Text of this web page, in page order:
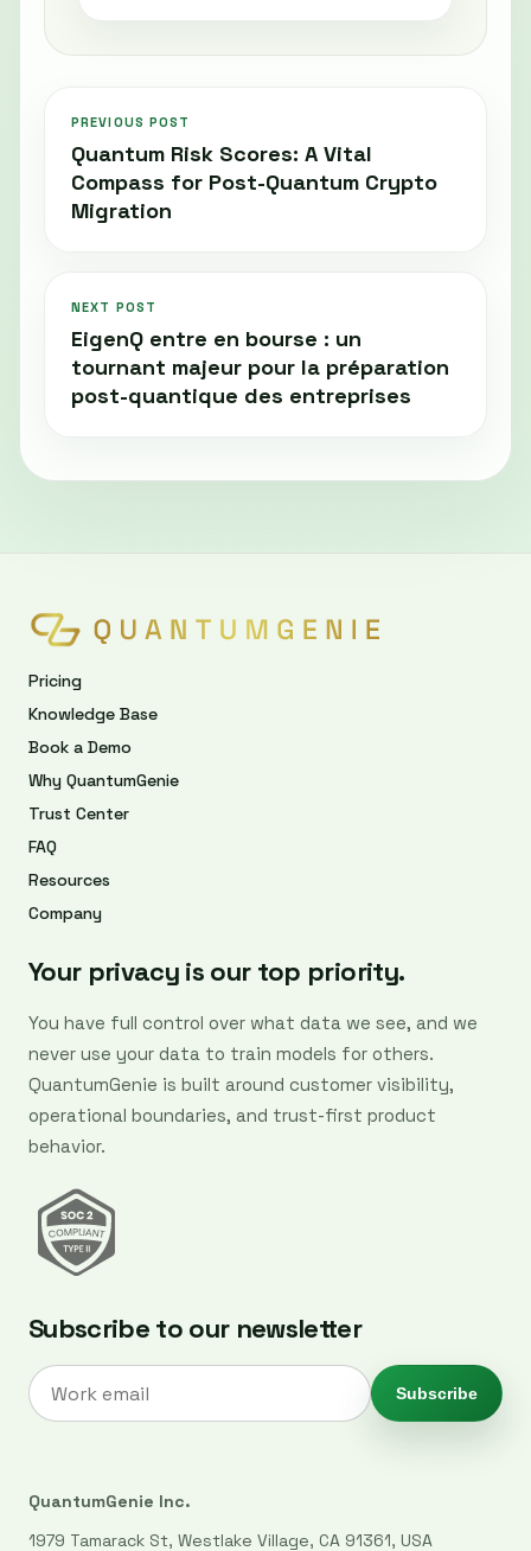
PREVIOUS POST
Quantum Risk Scores: A Vital
Compass for Post-Quantum Crypto
Migration
NEXT POST
EigenQ entre en bourse : un
tournant majeur pour la préparation
post-quantique des entreprises
Pricing
Knowledge Base
Book a Demo
Why QuantumGenie
Trust Center
FAQ
Resources
Company
Your privacy is our top priority.
You have full control over what data we see, and we
never use your data to train models for others.
QuantumGenie is built around customer visibility,
operational boundaries, and trust-first product
behavior.
Subscribe to our newsletter
Subscribe
QuantumGenie Inc.
1979 Tamarack St, Westlake Village, CA 91361, USA